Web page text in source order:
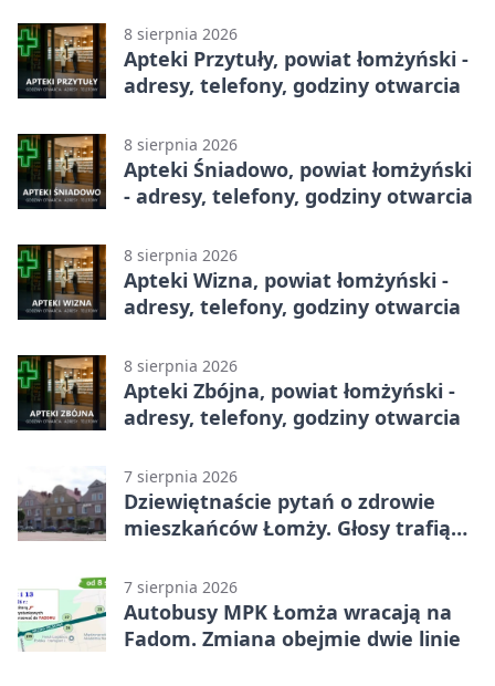
8 sierpnia 2026
Apteki Przytuły, powiat łomżyński -
adresy, telefony, godziny otwarcia
8 sierpnia 2026
Apteki Śniadowo, powiat łomżyński
- adresy, telefony, godziny otwarcia
8 sierpnia 2026
Apteki Wizna, powiat łomżyński -
adresy, telefony, godziny otwarcia
8 sierpnia 2026
Apteki Zbójna, powiat łomżyński -
adresy, telefony, godziny otwarcia
7 sierpnia 2026
Dziewiętnaście pytań o zdrowie
mieszkańców Łomży. Głosy trafią
7 sierpnia 2026
Autobusy MPK Łomża wracają na
Fadom. Zmiana obejmie dwie linie